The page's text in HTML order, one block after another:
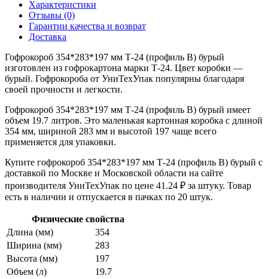
Характеристики
Отзывы (0)
Гарантии качества и возврат
Доставка
Гофрокороб 354*283*197 мм Т-24 (профиль B) бурый
изготовлен из гофрокартона марки Т-24. Цвет коробки —
бурый. Гофрокороба от УниТехУпак популярны благодаря
своей прочности и легкости.
Гофрокороб 354*283*197 мм Т-24 (профиль B) бурый имеет
объем 19.7 литров. Это маленькая картонная коробка с длиной
354 мм, шириной 283 мм и высотой 197 чаще всего
применяется для упаковки.
Купите гофрокороб 354*283*197 мм Т-24 (профиль B) бурый с
доставкой по Москве и Московской области на сайте
производителя УниТехУпак по цене 41.24 ₽ за штуку. Товар
есть в наличии и отпускается в пачках по 20 штук.
Физические свойства
Длина (мм)
354
Ширина (мм)
283
Высота (мм)
197
Объем (л)
19.7